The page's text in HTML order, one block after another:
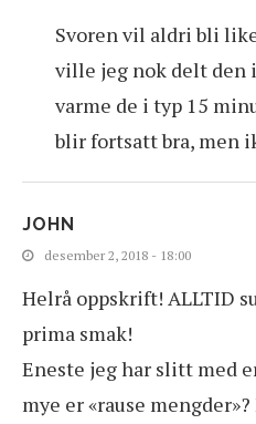
Svoren vil aldri bli
ville jeg nok delt den
varme de i typ 15
blir fortsatt bra, men
JOHN
desember 2, 2018 - 18:00
Helrå oppskrift! ALLTID
prima smak!
Eneste jeg har slitt med
mye er «rause